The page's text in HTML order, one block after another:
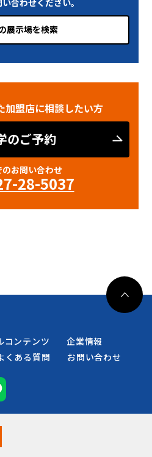
展示場を検索
加盟店に相談したい方
のご予約
のお問い合わせ
28-5037
コンテンツ
企業情報
くある質問 お問い合わせ